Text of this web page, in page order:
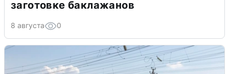
заготовке баклажанов
8 августа 0